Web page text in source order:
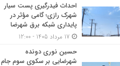
احداث فیدرگیری پست سیار
شهرک رازی؛ گامی مؤثر در
پایداری شبکه برق شهرضا
حسین نوری دونده
شهرضایی بر سکوی سوم جام